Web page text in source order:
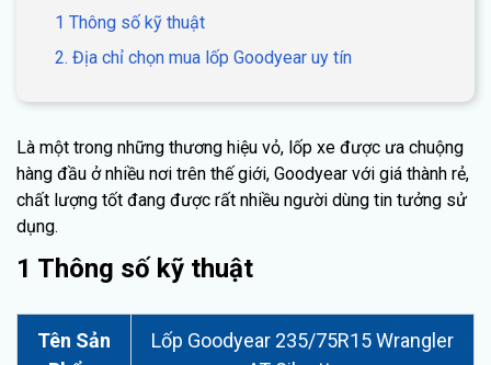
1 Thông số kỹ thuật
2. Địa chỉ chọn mua lốp Goodyear uy tín
Là một trong những thương hiệu vỏ, lốp xe được ưa chuộng
hàng đầu ở nhiều nơi trên thế giới, Goodyear với giá thành rẻ,
chất lượng tốt đang được rất nhiều người dùng tin tưởng sử
dụng.
1 Thông số kỹ thuật
Tên Sản
Lốp Goodyear 235/75R15 Wrangler